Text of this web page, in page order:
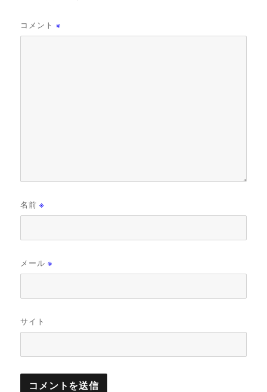
コメント※
名前※
メール※
サイト